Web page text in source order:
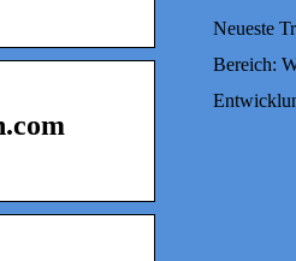
Neueste
Bereich: